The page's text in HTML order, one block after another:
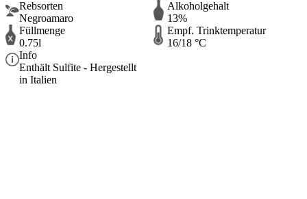
Rebsorten
Negroamaro
Alkoholgehalt
13%
Füllmenge
0.75l
Empf. Trinktemperatur
16/18 °C
Info
Enthält Sulfite - Hergestellt
in Italien